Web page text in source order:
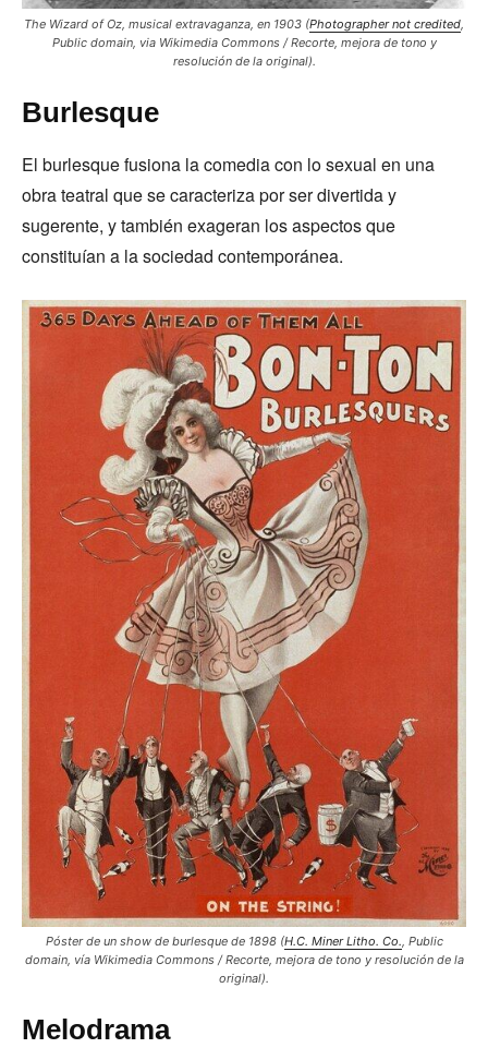
The Wizard of Oz, musical extravaganza, en 1903 (Photographer not credited,
Public domain, via Wikimedia Commons / Recorte, mejora de tono y
resolución de la original).
Burlesque
El burlesque fusiona la comedia con lo sexual en una
obra teatral que se caracteriza por ser divertida y
sugerente, y también exageran los aspectos que
constituían a la sociedad contemporánea.
Póster de un show de burlesque de 1898 (H.C. Miner Litho. Co., Public
domain, vía Wikimedia Commons / Recorte, mejora de tono y resolución de la
original).
Melodrama